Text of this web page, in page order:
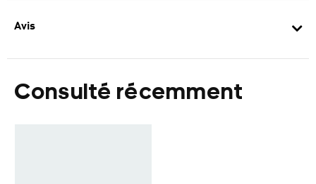
Avis
Consulté récemment